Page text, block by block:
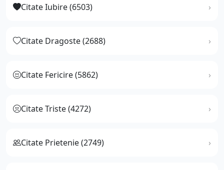
Citate Iubire (6503)
Citate Dragoste (2688)
Citate Fericire (5862)
Citate Triste (4272)
Citate Prietenie (2749)